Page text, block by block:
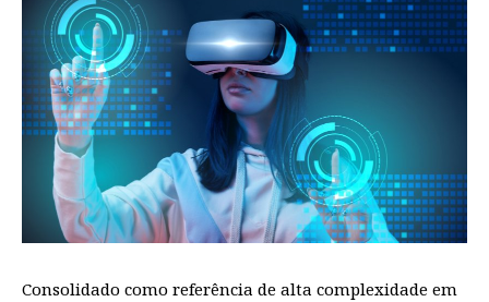
Consolidado como referência de alta complexidade em